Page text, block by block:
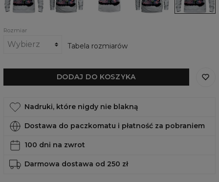
Strike
Rozmiar
Tabela rozmiarów
DODAJ DO KOSZYKA
Nadruki, które nigdy nie blakną
Dostawa do paczkomatu i płatność za pobraniem
100 dni na zwrot
Darmowa dostawa od 250 zł